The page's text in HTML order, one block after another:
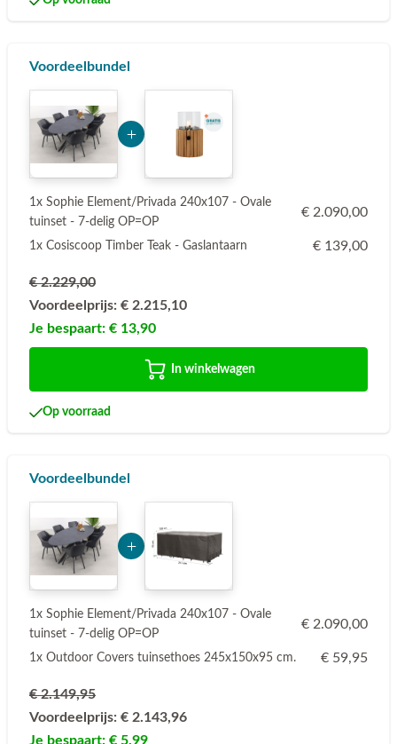
Voordeelbundel
1x Sophie Element/Privada 240x107 - Ovale
tuinset - 7-delig OP=OP
€ 2.090,00
1x Cosiscoop Timber Teak - Gaslantaarn € 139,00
€ 2.229,00
Voordeelprijs: € 2.215,10
Je bespaart: € 13,90
In winkelwagen
Op voorraad
Voordeelbundel
1x Sophie Element/Privada 240x107 - Ovale
tuinset - 7-delig OP=OP
€ 2.090,00
1x Outdoor Covers tuinsethoes 245x150x95 cm. € 59,95
€ 2.149,95
Voordeelprijs: € 2.143,96
Je bespaart: € 5,99